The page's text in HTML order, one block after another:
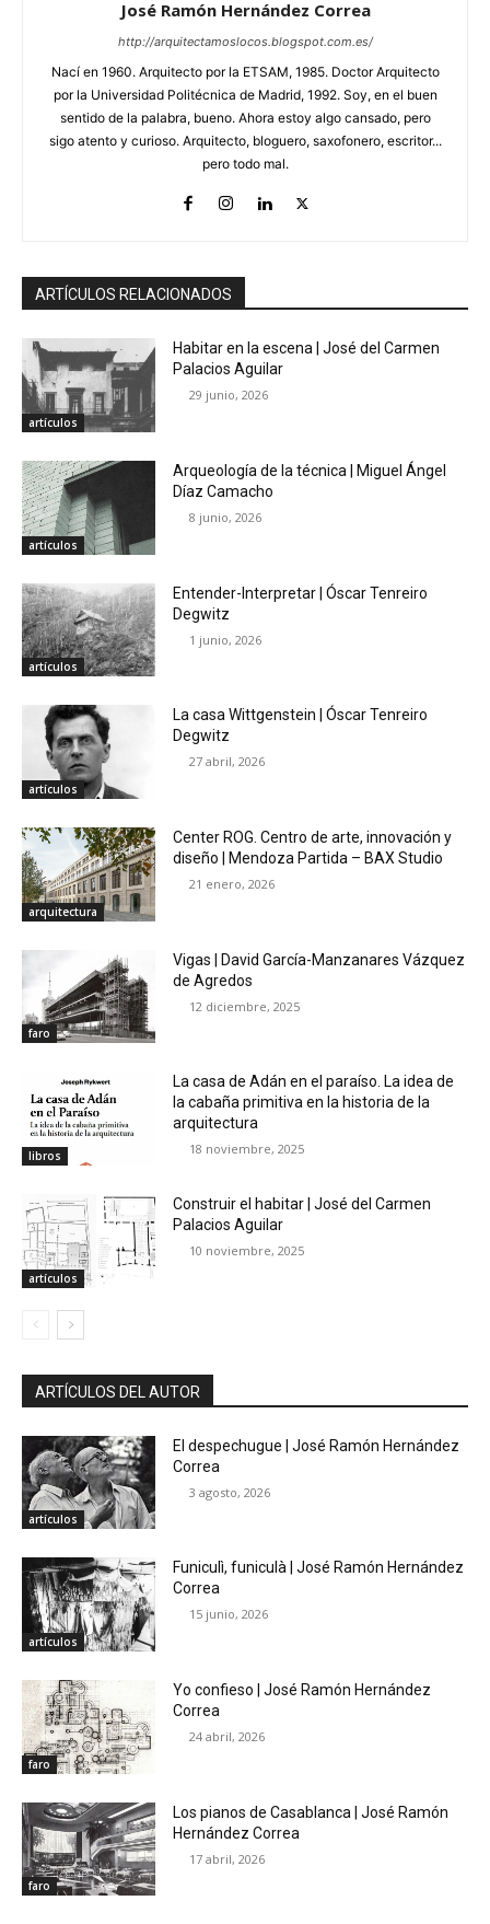
José Ramón Hernández Correa
http://arquitectamoslocos.blogspot.com.es/
Nací en 1960. Arquitecto por la ETSAM, 1985. Doctor Arquitecto
por la Universidad Politécnica de Madrid, 1992. Soy, en el buen
sentido de la palabra, bueno. Ahora estoy algo cansado, pero
sigo atento y curioso. Arquitecto, bloguero, saxofonero, escritor...
pero todo mal.
ARTÍCULOS RELACIONADOS
artículos
Habitar en la escena | José del Carmen
Palacios Aguilar
29 junio, 2026
artículos
Arqueología de la técnica | Miguel Ángel
Díaz Camacho
8 junio, 2026
artículos
Entender-Interpretar | Óscar Tenreiro
Degwitz
1 junio, 2026
artículos
La casa Wittgenstein | Óscar Tenreiro
Degwitz
27 abril, 2026
arquitectura
Center ROG. Centro de arte, innovación y
diseño | Mendoza Partida – BAX Studio
21 enero, 2026
faro
Vigas | David García-Manzanares Vázquez
de Agredos
12 diciembre, 2025
libros
La casa de Adán en el paraíso. La idea de
la cabaña primitiva en la historia de la
arquitectura
18 noviembre, 2025
artículos
Construir el habitar | José del Carmen
Palacios Aguilar
10 noviembre, 2025
ARTÍCULOS DEL AUTOR
artículos
El despechugue | José Ramón Hernández
Correa
3 agosto, 2026
artículos
Funiculì, funiculà | José Ramón Hernández
Correa
15 junio, 2026
faro
Yo confieso | José Ramón Hernández
Correa
24 abril, 2026
faro
Los pianos de Casablanca | José Ramón
Hernández Correa
17 abril, 2026